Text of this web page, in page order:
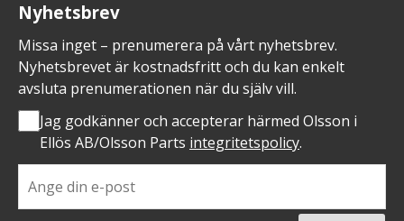
Nyhetsbrev
Missa inget – prenumerera på vårt nyhetsbrev.
Nyhetsbrevet är kostnadsfritt och du kan enkelt
avsluta prenumerationen när du själv vill.
Jag godkänner och accepterar härmed Olsson i
Ellös AB/Olsson Parts integritetspolicy.